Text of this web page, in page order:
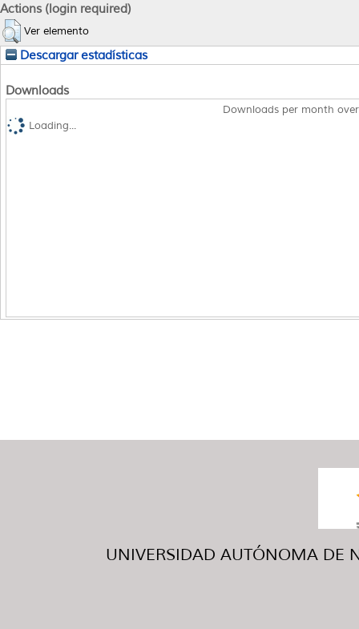
Actions (login required)
Ver elemento
Descargar estadísticas
Downloads
Downloads per month
Loading...
UNIVERSIDAD AUTÓNOMA DE